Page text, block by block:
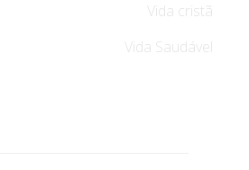
Vida cristã
Vida Saudável